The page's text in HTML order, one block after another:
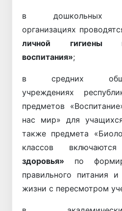
в дошкольных
организациях
личной гигиены
воспитания»;
в средних
учреждениях
предметов
нас мир» для
также предмета
классов
здоровья» по
правильного питания
жизни с пересмотром